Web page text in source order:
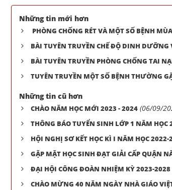
Những tin mới hơn
PHÒNG CHỐNG RÉT VÀ MỘT SỐ BỆNH
BÀI TUYÊN TRUYỀN CHẾ ĐỘ DINH DƯỠNG
BÀI TUYÊN TRUYỀN PHÒNG CHỐNG TAI
TUYÊN TRUYỀN MỘT SỐ BỆNH THƯỜNG
Những tin cũ hơn
CHÀO NĂM HỌC MỚI 2023 - 2024 (06/09/
THÔNG BÁO TUYỂN SINH LỚP 1 NĂM HỌC
HỘI NGHỊ SƠ KẾT HỌC KÌ I NĂM HỌC 2022-
GẶP MẶT HỌC SINH ĐẠT GIẢI CẤP QUẬN
ĐẠI HỘI CÔNG ĐOÀN NHIỆM KỲ 2023-2028
CHÀO MỪNG 40 NĂM NGÀY NHÀ GIÁO